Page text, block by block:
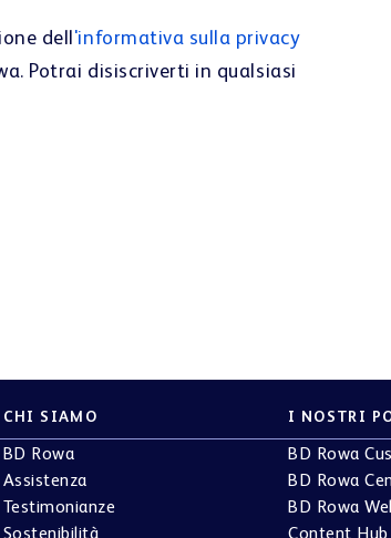
dell 'informativa sulla privacy
Potrai disiscriverti in qualsiasi
CHI SIAMO
BD Rowa
Assistenza
Testimonianze
I NOSTRI
BD Rowa
BD Rowa
BD Rowa